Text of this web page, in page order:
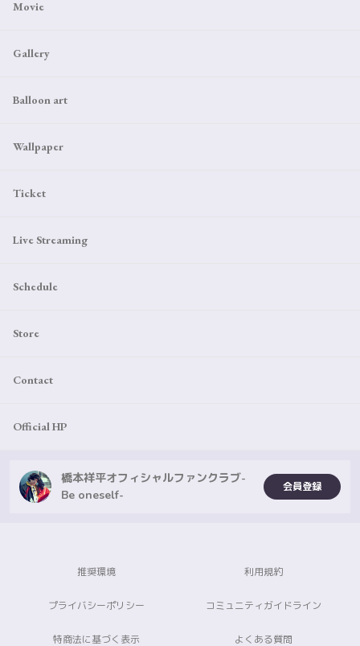
Movie
Gallery
Balloon art
Wallpaper
Ticket
Live Streaming
Schedule
Store
Contact
Official HP
橋本祥平オフィシャルファンクラブ-
Be oneself-
会員登録
推奨環境 利用規約
プライバシーポリシー コミュニティガイドライン
特商法に基づく表示 よくある質問